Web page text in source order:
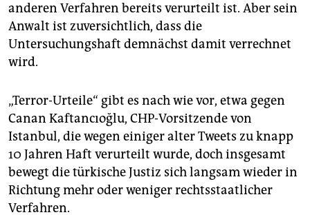
anderen Verfahren bereits verurteilt ist. Aber sein
Anwalt ist zuversichtlich, dass die
Untersuchungshaft demnächst damit verrechnet
wird.
„Terror-Urteile“ gibt es nach wie vor, etwa gegen
Canan Kaftancıoğlu, CHP-Vorsitzende von
Istanbul, die wegen einiger alter Tweets zu knapp
10 Jahren Haft verurteilt wurde, doch insgesamt
bewegt die türkische Justiz sich langsam wieder in
Richtung mehr oder weniger rechtsstaatlicher
Verfahren.